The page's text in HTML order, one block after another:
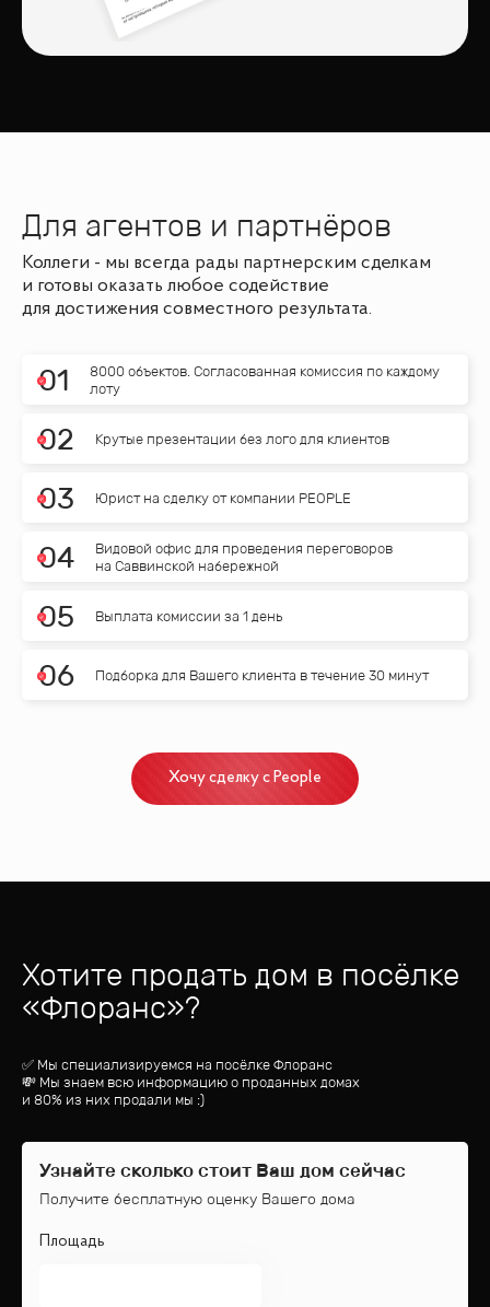
Для агентов и партнёров
Коллеги - мы всегда рады партнерским сделкам
и готовы оказать любое содействие
для достижения совместного результата.
01
8000 объектов. Согласованная комиссия по каждому
лоту
02 Крутые презентации без лого для клиентов
03 Юрист на сделку от компании PEOPLE
04
Видовой офис для проведения переговоров
на Саввинской набережной
05 Выплата комиссии за 1 день
06 Подборка для Вашего клиента в течение 30 минут
Хочу сделку с People
Хотите продать дом в посёлке
«Флоранс»?
✅ Мы специализируемся на посёлкеФлоранс
💸 Мы знаем всю информацию о проданных домах
и 80% из них продали мы :)
Узнайте сколько стоит Ваш дом сейчас
Получите бесплатную оценку Вашего дома
Площадь